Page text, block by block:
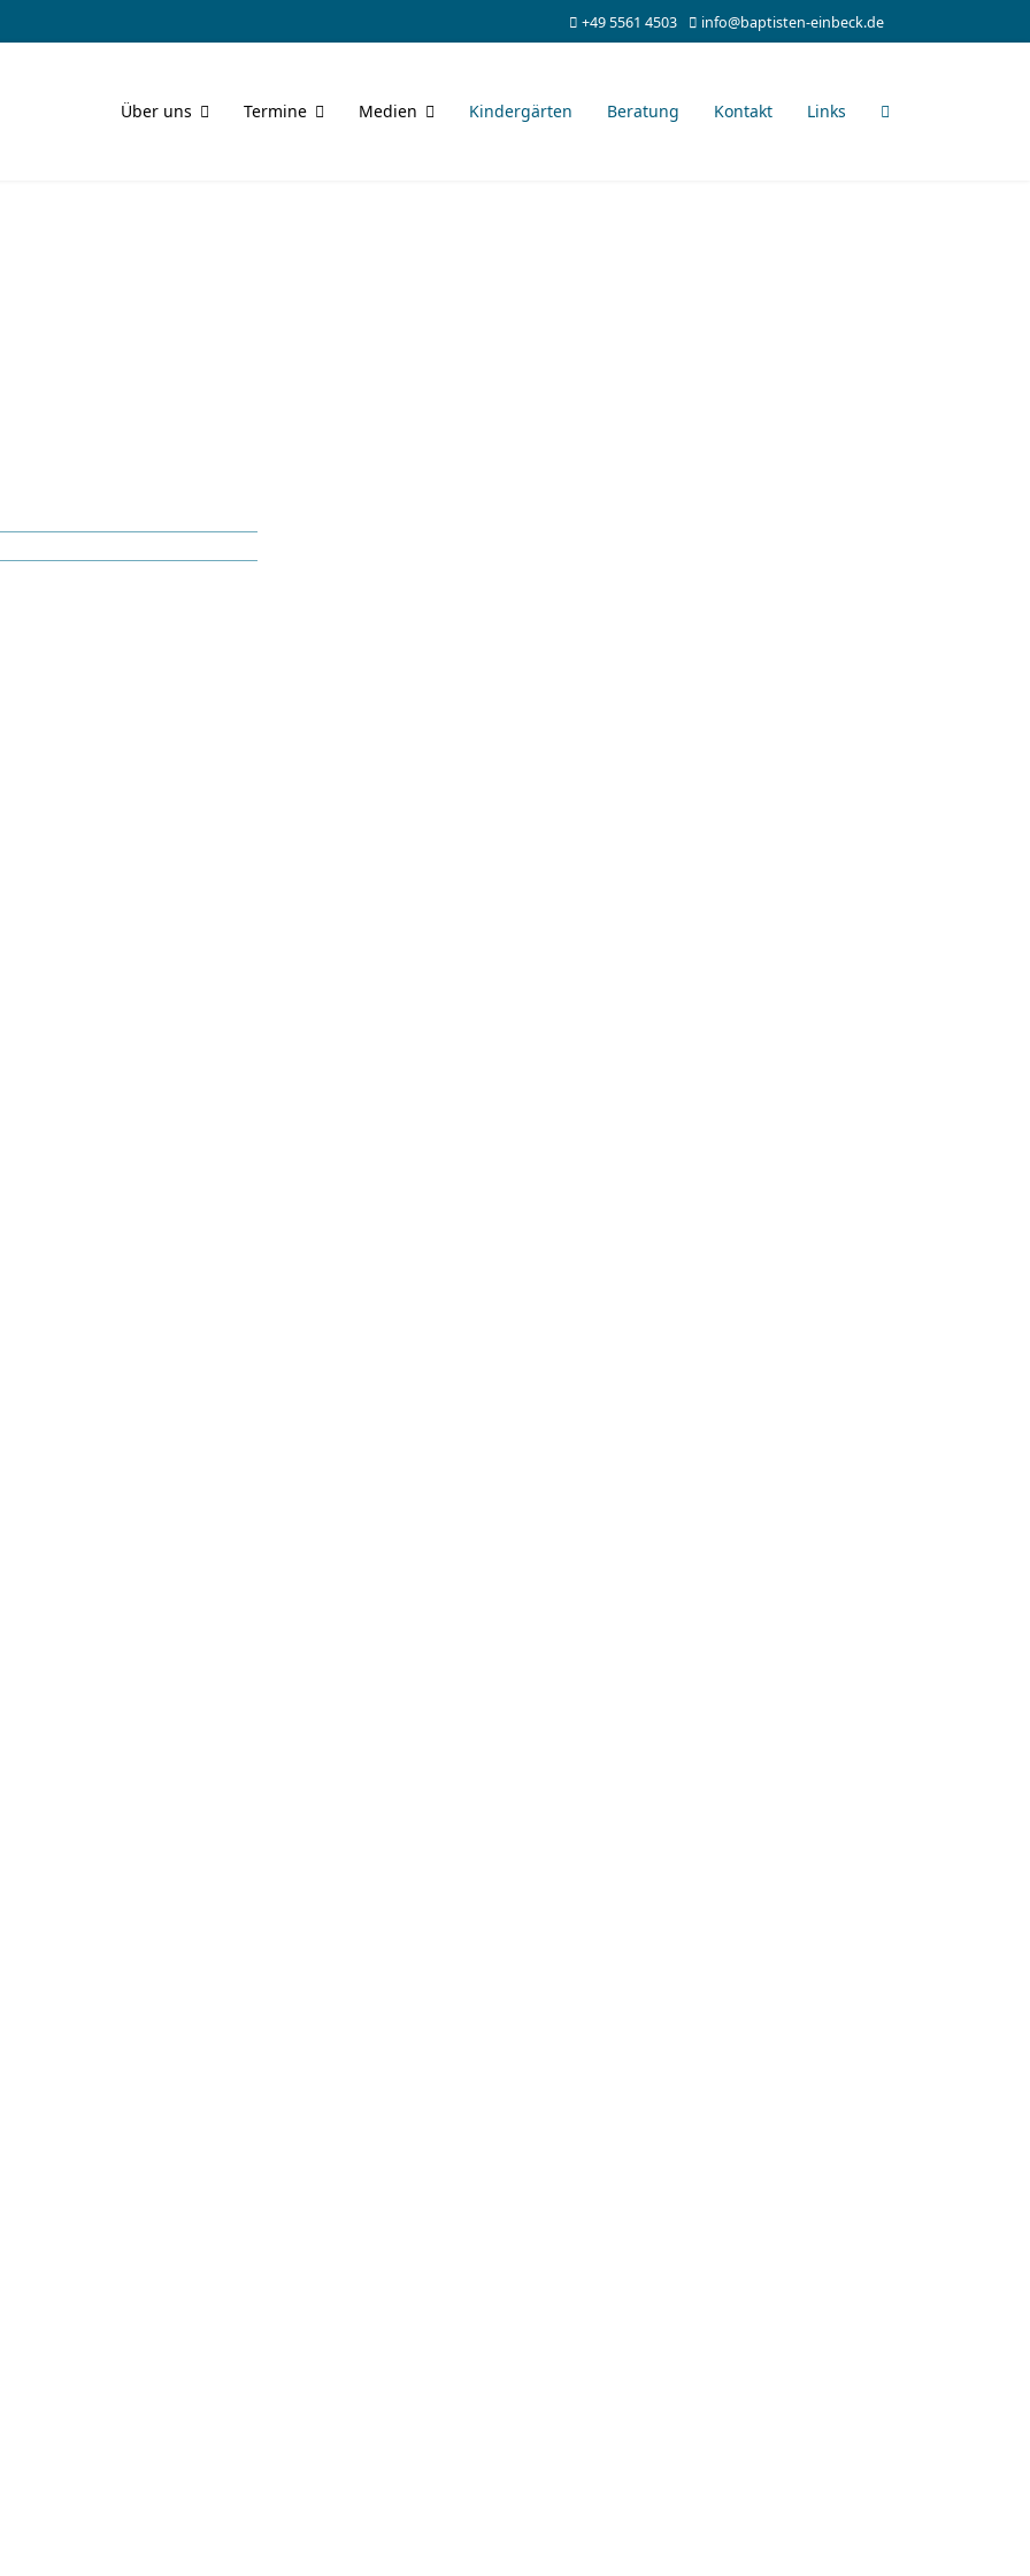
+49 5561 4503 info@baptisten-einbeck.de
Über uns Termine Medien Kindergärten Beratung Kontakt Links